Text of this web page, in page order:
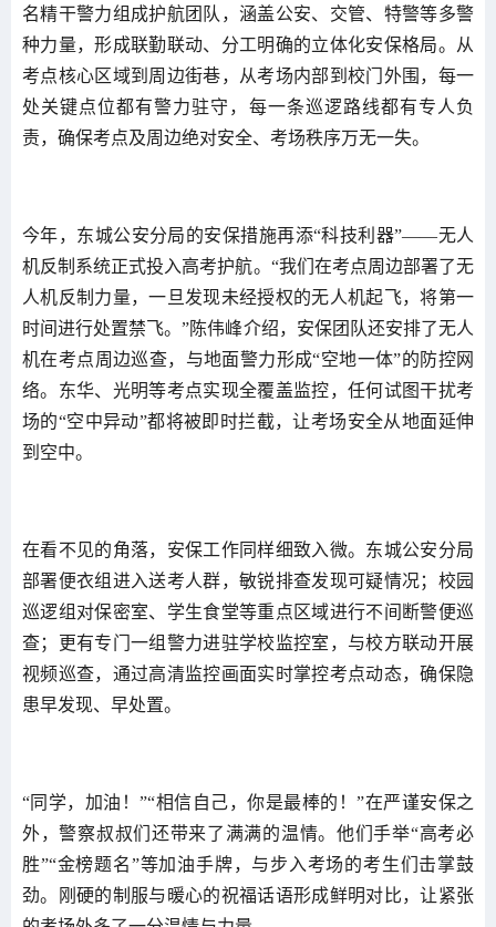
名精干警力组成护航团队，涵盖公安、交管、特警等多警
种力量，形成联勤联动、分工明确的立体化安保格局。从
考点核心区域到周边街巷，从考场内部到校门外围，每一
处关键点位都有警力驻守，每一条巡逻路线都有专人负
责，确保考点及周边绝对安全、考场秩序万无一失。
今年，东城公安分局的安保措施再添“科技利器”——无人
机反制系统正式投入高考护航。“我们在考点周边部署了无
人机反制力量，一旦发现未经授权的无人机起飞，将第一
时间进行处置禁飞。”陈伟峰介绍，安保团队还安排了无人
机在考点周边巡查，与地面警力形成“空地一体”的防控网
络。东华、光明等考点实现全覆盖监控，任何试图干扰考
场的“空中异动”都将被即时拦截，让考场安全从地面延伸
到空中。
在看不见的角落，安保工作同样细致入微。东城公安分局
部署便衣组进入送考人群，敏锐排查发现可疑情况；校园
巡逻组对保密室、学生食堂等重点区域进行不间断警便巡
查；更有专门一组警力进驻学校监控室，与校方联动开展
视频巡查，通过高清监控画面实时掌控考点动态，确保隐
患早发现、早处置。
“同学，加油！”“相信自己，你是最棒的！”在严谨安保之
外，警察叔叔们还带来了满满的温情。他们手举“高考必
胜”“金榜题名”等加油手牌，与步入考场的考生们击掌鼓
劲。刚硬的制服与暖心的祝福话语形成鲜明对比，让紧张